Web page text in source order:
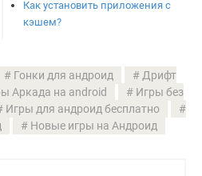
Как установить приложения с
кэшем?
Гонки для андроид
Дрифт
Аркада на android
Игры без
Игры для андроид бесплатно
Новые игры на Андроид